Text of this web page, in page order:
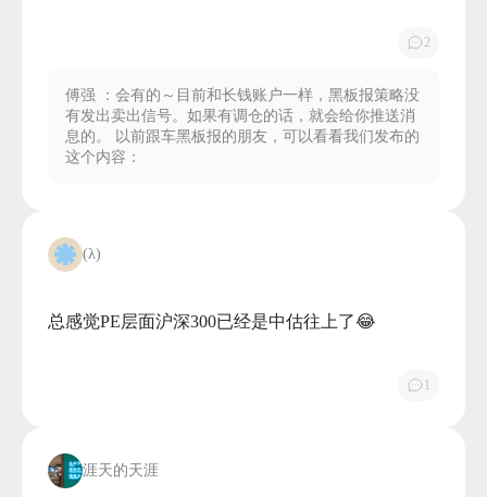
2
傅强
：会有的～目前和长钱账户一样，黑板报策略没
有发出卖出信号。如果有调仓的话，就会给你推送消
息的。 以前跟车黑板报的朋友，可以看看我们发布的
这个内容：
(λ)
总感觉PE层面沪深300已经是中估往上了😂
1
涯天的天涯